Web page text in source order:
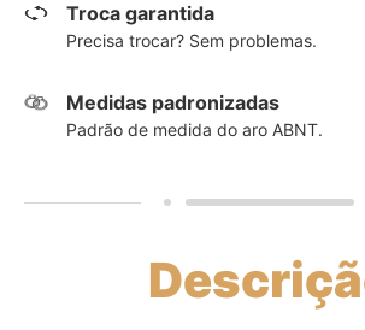
Troca garantida
Precisa trocar? Sem problemas.
Medidas padronizadas
Padrão de medida do aro ABNT.